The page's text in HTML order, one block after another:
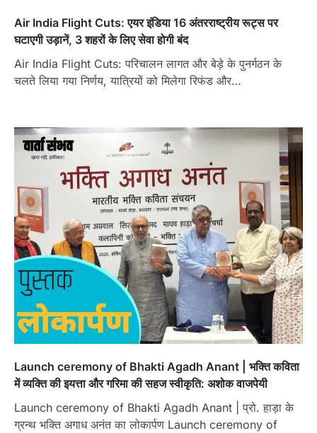
Air India Flight Cuts: एयर इंडिया 16 अंतरराष्ट्रीय रूट्स पर
घटाएगी उड़ानें, 3 शहरों के लिए सेवा होगी बंद
Air India Flight Cuts: परिचालन लागत और बेड़े के पुनर्गठन के
चलते लिया गया निर्णय, यात्रियों को मिलेगा रिफंड और…
Launch ceremony of Bhakti Agadh Anant | भक्ति कविता
में व्यक्ति की इयत्ता और गरिमा की सहज स्वीकृति: अशोक वाजपेयी
Launch ceremony of Bhakti Agadh Anant | प्रो. हाड़ा के
ग्रन्थ भक्ति अगाध अनंत का लोकार्पण Launch ceremony of